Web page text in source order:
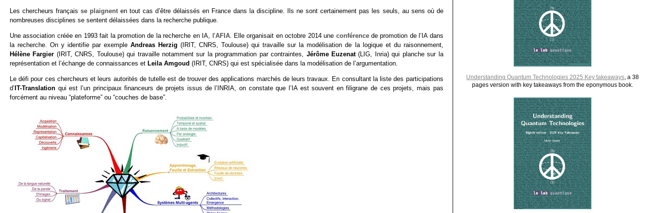
Les chercheurs françaisse plaignent en tout cas d’être délaissés en France dans la discipline. Ils ne sont certainement pas les seuls, au sens où de
nombreuses disciplines se sentent délaissées dans la recherche publique.
Une association créée en 1993 fait la promotion de la recherche en IA, l’AFIA. Elle organisait en octobre 2014 une conférencede promotion de l’IA dans
la recherche. On y identifie par exempleAndreas Herzig (IRIT, CNRS, Toulouse) qui travaille sur la modélisation de la logique et du raisonnement,
Hélène Fargier (IRIT, CNRS, Toulouse) qui travaille notamment sur la programmation par contraintes, Jérôme Euzenat(LIG, Inria) qui planche sur la
représentation et l’échange de connaissances et Leila Amgoud (IRIT, CNRS) qui est spécialisée dans la modélisation de l’argumentation.
Le défi pour ces chercheurs et leurs autorités de tutelle est de trouver des applications marchés de leurs travaux. En consultant la liste des participations
d’IT-Translation qui est l’un principaux financeurs de projets issus de l’INRIA, on constate que l’IA est souvent en filigrane de ces projets, mais pas
forcément au niveau “plateforme” ou “couches de base”.
Understanding Quantum Technologies 2025 Key takeaways, a 38
pages version with key takeaways from the eponymous book.